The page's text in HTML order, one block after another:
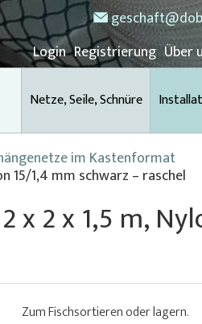
Login Registrierung Über
Netze, Seile, Schnüre
im Kastenformat
15/1,4 mm schwarz – raschel
2 x 1,5 m,
Zum Fischsortieren oder lagern.